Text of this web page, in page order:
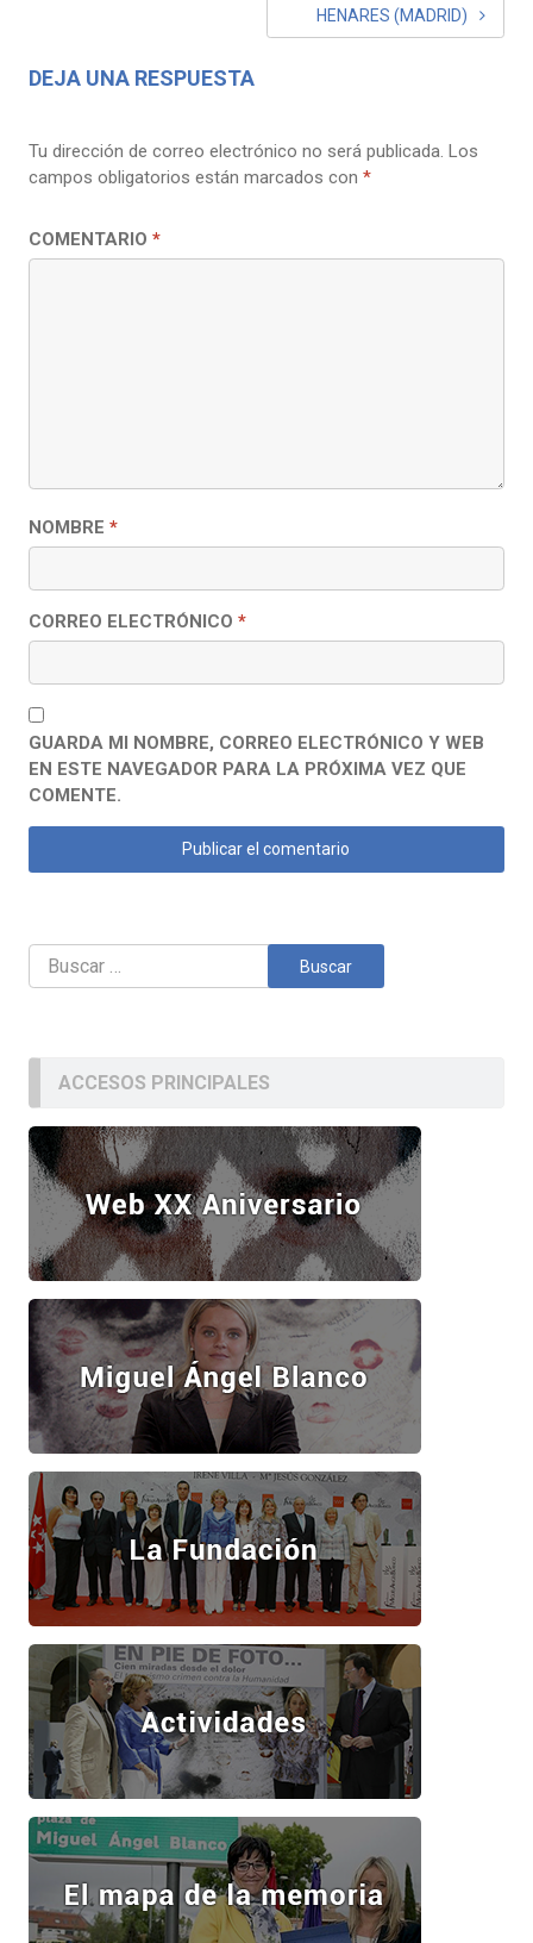
HENARES (MADRID)
DEJA UNA RESPUESTA
Tu dirección de correo electrónico no será publicada. Los
campos obligatorios están marcados con *
COMENTARIO *
NOMBRE *
CORREO ELECTRÓNICO *
GUARDA MI NOMBRE, CORREO ELECTRÓNICO Y WEB
EN ESTE NAVEGADOR PARA LA PRÓXIMA VEZ QUE
COMENTE.
Buscar:
ACCESOS PRINCIPALES